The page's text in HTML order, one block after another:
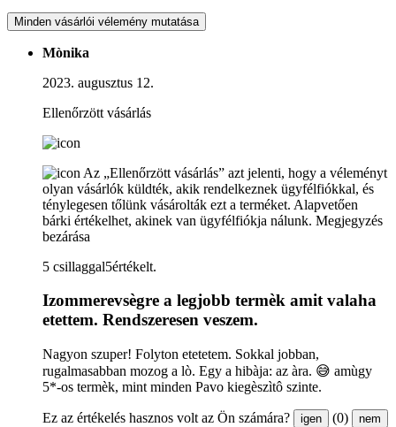
Minden vásárlói vélemény mutatása
Mònika
2023. augusztus 12.
Ellenőrzött vásárlás
Az „Ellenőrzött vásárlás” azt jelenti, hogy a véleményt
olyan vásárlók küldték, akik rendelkeznek ügyfélfiókkal, és
ténylegesen tőlünk vásárolták ezt a terméket. Alapvetően
bárki értékelhet, akinek van ügyfélfiókja nálunk. Megjegyzés
bezárása
5 csillaggal5értékelt.
Izommerevsègre a legjobb termèk amit valaha
etettem. Rendszeresen veszem.
Nagyon szuper! Folyton etetetem. Sokkal jobban,
rugalmasabban mozog a lò. Egy a hibàja: az àra. 😅 amùgy
5*-os termèk, mint minden Pavo kiegèszìtô szinte.
Ez az értékelés hasznos volt az Ön számára? igen (0) nem